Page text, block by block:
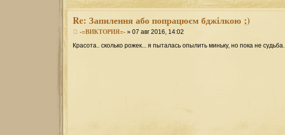
Re: Запилення або попрацюєм бджілкою ;)
-=ВИКТОРИЯ=- » 07 авг 2016, 14:02
Красота.. сколько рожек... я пыталась опылить миньку, но пока не судьба.